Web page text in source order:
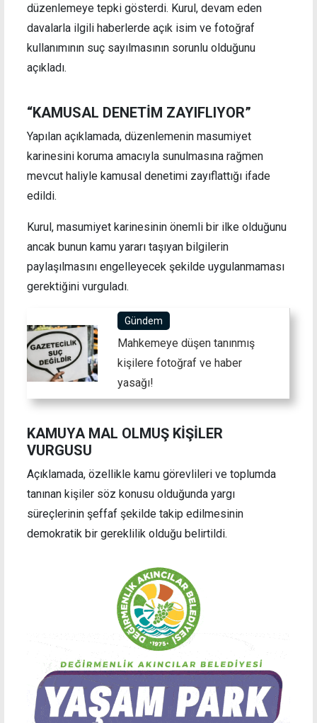
düzenlemeye tepki gösterdi. Kurul, devam eden
davalarla ilgili haberlerde açık isim ve fotoğraf
kullanımının suç sayılmasının sorunlu olduğunu
açıkladı.
“KAMUSAL DENETİM ZAYIFLIYOR”
Yapılan açıklamada, düzenlemenin masumiyet
karinesini koruma amacıyla sunulmasına rağmen
mevcut haliyle kamusal denetimi zayıflattığı ifade
edildi.
Kurul, masumiyet karinesinin önemli bir ilke olduğunu
ancak bunun kamu yararı taşıyan bilgilerin
paylaşılmasını engelleyecek şekilde uygulanmaması
gerektiğini vurguladı.
Gündem
Mahkemeye düşen tanınmış
kişilere fotoğraf ve haber
yasağı!
KAMUYA MAL OLMUŞ KİŞİLER
VURGUSU
Açıklamada, özellikle kamu görevlileri ve toplumda
tanınan kişiler söz konusu olduğunda yargı
süreçlerinin şeffaf şekilde takip edilmesinin
demokratik bir gereklilik olduğu belirtildi.